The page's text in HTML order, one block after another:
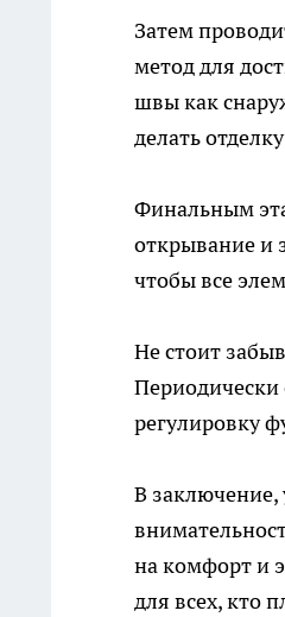
Затем
метод для
швы как
делать
Финальным
открывание и
чтобы все
Не стоит
Периодически
регулировку
В заключение,
на комфорт и
для всех, кто